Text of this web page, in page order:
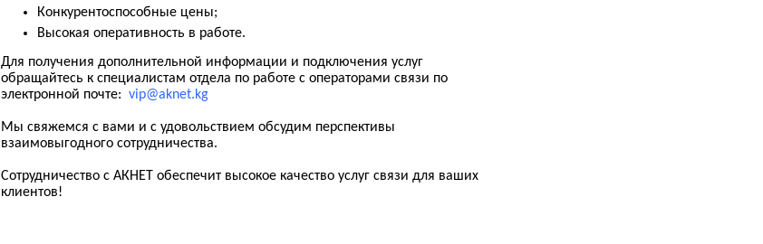
Конкурентоспособные цены;
Высокая оперативность в работе.
Для получения дополнительной информации и подключения услуг
обращайтесь к специалистам отдела по работе с операторами связи по
электронной почте: vip@aknet.kg
Мы свяжемся с вами и с удовольствием обсудим перспективы
взаимовыгодного сотрудничества.
Сотрудничество с АКНЕТ обеспечит высокое качество услуг связи для ваших
клиентов!